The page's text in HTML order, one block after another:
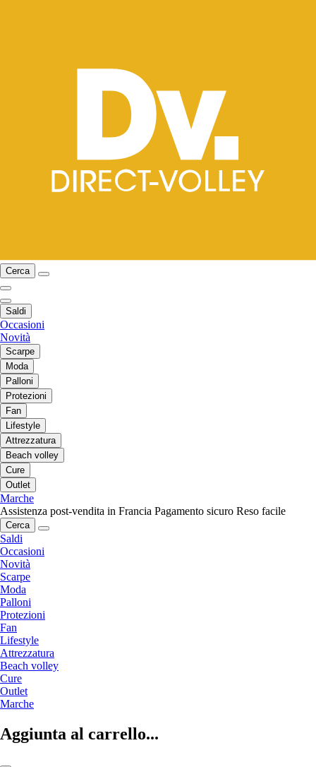
Cerca
Saldi
Occasioni
Novità
Scarpe
Moda
Palloni
Protezioni
Fan
Lifestyle
Attrezzatura
Beach volley
Cure
Outlet
Marche
Assistenza post-vendita in Francia Pagamento sicuro Reso facile
Cerca
Saldi
Occasioni
Novità
Scarpe
Moda
Palloni
Protezioni
Fan
Lifestyle
Attrezzatura
Beach volley
Cure
Outlet
Marche
Aggiunta al carrello...